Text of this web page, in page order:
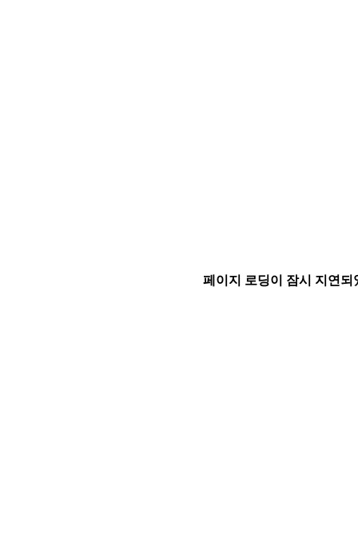
페이지 로딩이 잠시 지연